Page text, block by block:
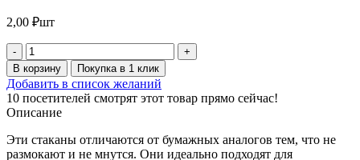
2,00 ₽шт
Количество
товара
Стакан
одноразовый
пластиковый
300
мл
В корзину Покупка в 1 клик
Добавить в список желаний
10 посетителей смотрят этот товар прямо сейчас!
Описание
Эти стаканы отличаются от бумажных аналогов тем, что не
размокают и не мнутся. Они идеально подходят для